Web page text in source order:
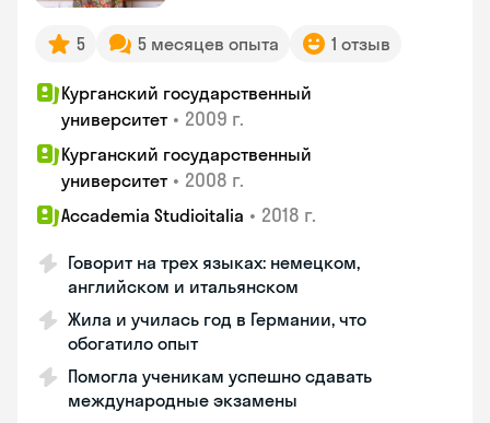
5 5 месяцев опыта 1 отзыв
Курганский государственный
университет • 2009 г.
Курганский государственный
университет • 2008 г.
Accademia Studioitalia • 2018 г.
Говорит на трех языках: немецком,
английском и итальянском
Жила и училась год в Германии, что
обогатило опыт
Помогла ученикам успешно сдавать
международные экзамены